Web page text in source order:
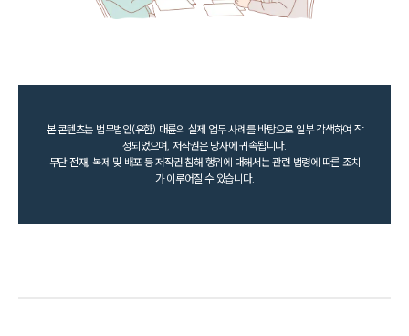
본 콘텐츠는 법무법인(유한) 대륜의 실제 업무 사례를 바탕으로 일부 각색하여 작
성되었으며, 저작권은 당사에 귀속됩니다.
무단 전재, 복제 및 배포 등 저작권 침해 행위에 대해서는 관련 법령에 따른 조치
가 이루어질 수 있습니다.